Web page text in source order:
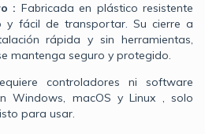
: Fabricada en plástico resistente
y fácil de transportar. Su cierre a
rápida y sin herramientas,
mantenga seguro y protegido.
controladores ni software
Windows, macOS y Linux , solo
para usar.